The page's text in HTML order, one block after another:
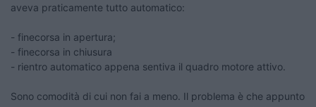
aveva praticamente tutto automatico:
- finecorsa in apertura;
- finecorsa in chiusura
- rientro automatico appena sentiva il quadro motore attivo.
Sono comodità di cui non fai a meno. Il problema è che appunto